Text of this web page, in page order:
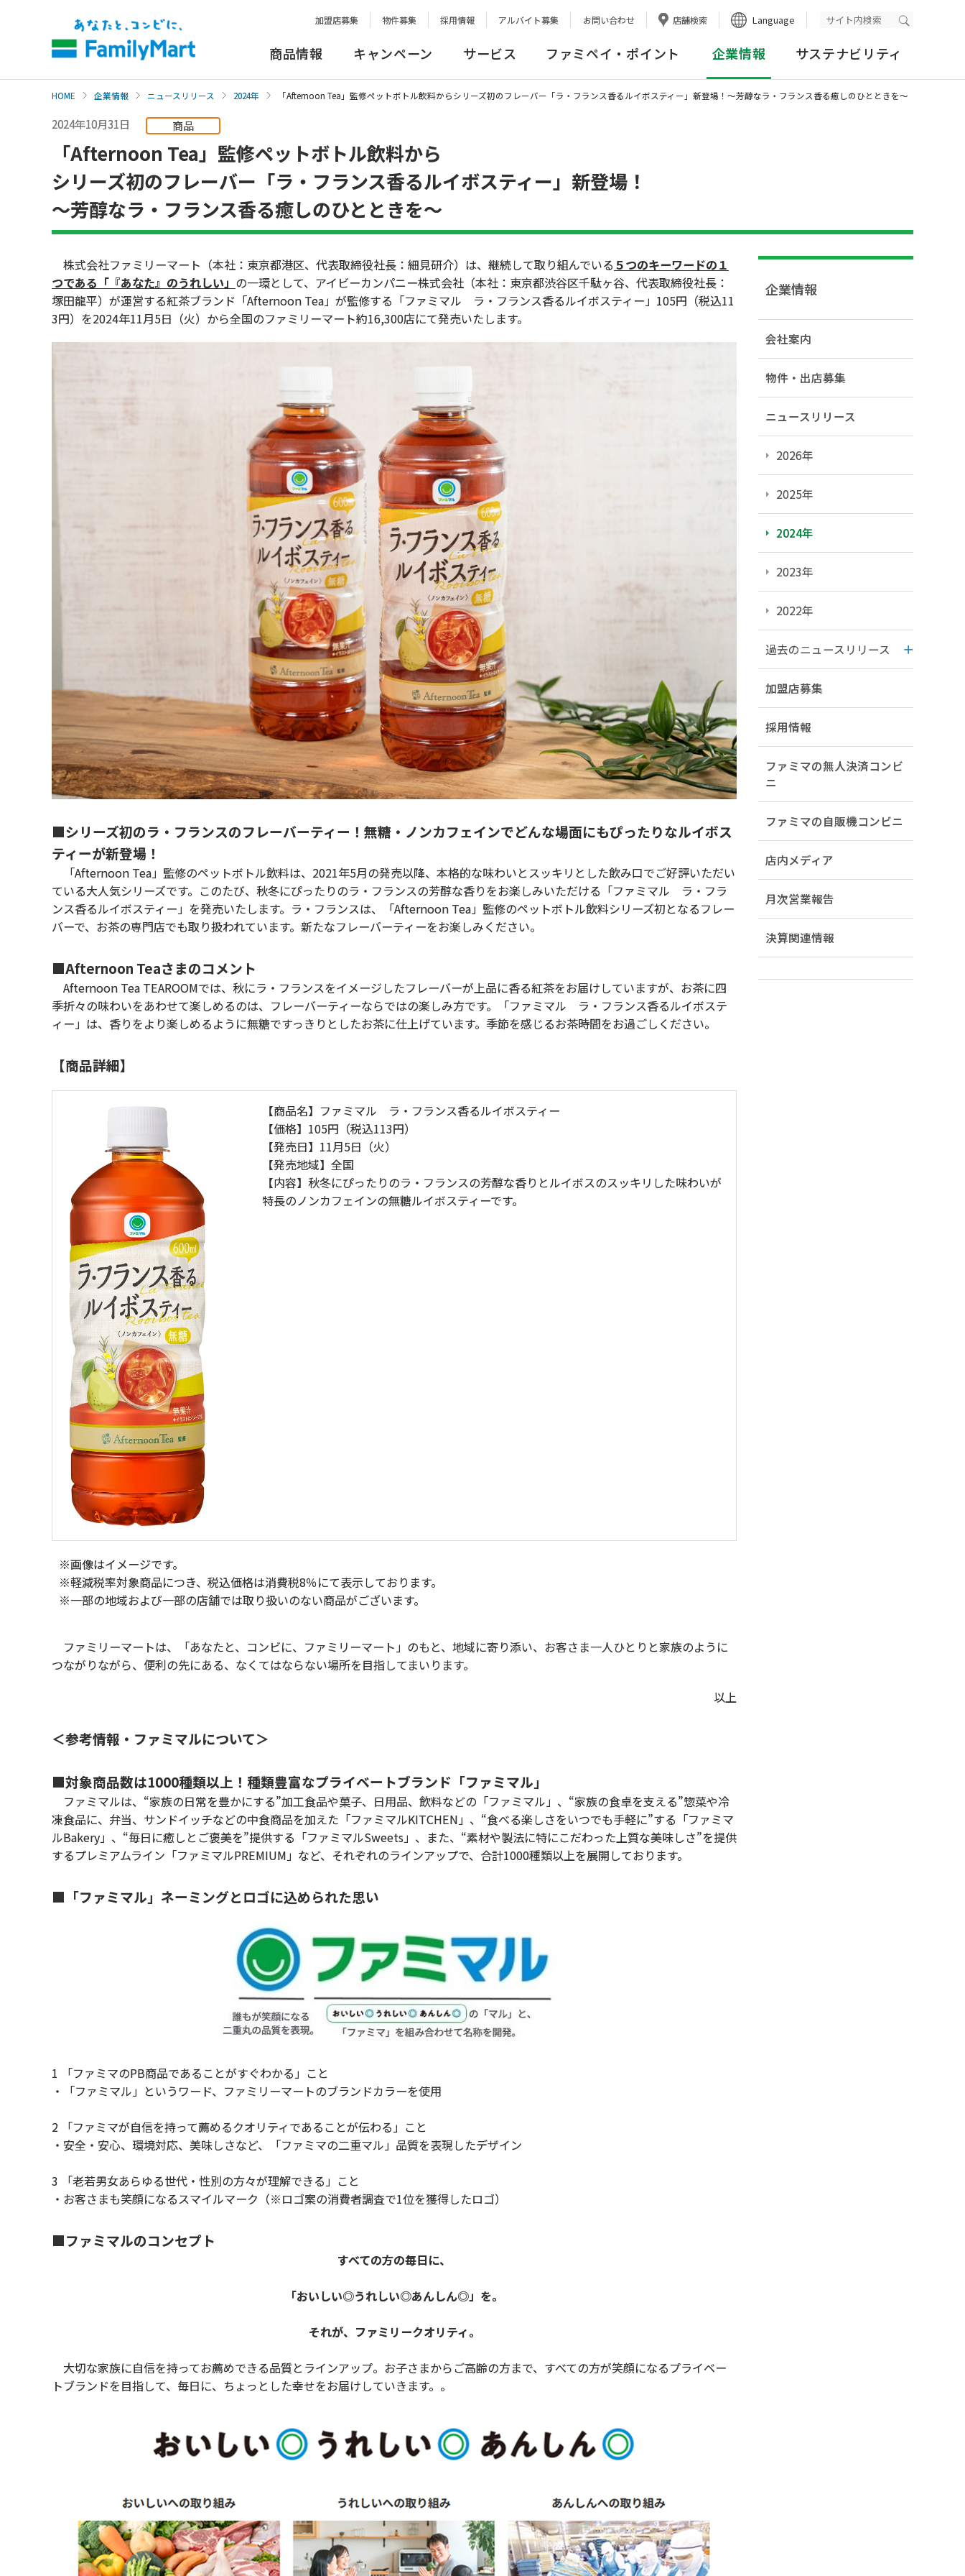
加盟店募集 物件募集 採用情報 アルバイト募集 お問い合わせ 店舗検索 Language 検索実行
商品情報 キャンペーン サービス ファミペイ・ポイント 企業情報 サステナビリティ
HOME 企業情報 ニュースリリース 2024年 「Afternoon Tea」監修ペットボトル飲料からシリーズ初のフレーバー「ラ・フランス香るルイボスティー」新登場！～芳醇なラ・フランス香る癒しのひとときを～
2024年10月31日 商品
「Afternoon Tea」監修ペットボトル飲料から
シリーズ初のフレーバー「ラ・フランス香るルイボスティー」新登場！
～芳醇なラ・フランス香る癒しのひとときを～
株式会社ファミリーマート（本社：東京都港区、代表取締役社長：細見研介）は、継続して取り組んでいる ５つのキーワードの１
つである「『あなた』のうれしい」 の一環として、アイビーカンパニー株式会社（本社：東京都渋谷区千駄ヶ谷、代表取締役社長：
塚田龍平）が運営する紅茶ブランド「Afternoon Tea」が監修する「ファミマル ラ・フランス香るルイボスティー」105円（税込11
3円）を2024年11月5日（火）から全国のファミリーマート約16,300店にて発売いたします。
■シリーズ初のラ・フランスのフレーバーティー！無糖・ノンカフェインでどんな場面にもぴったりなルイボス
ティーが新登場！
「Afternoon Tea」監修のペットボトル飲料は、2021年5月の発売以降、本格的な味わいとスッキリとした飲み口でご好評いただい
ている大人気シリーズです。このたび、秋冬にぴったりのラ・フランスの芳醇な香りをお楽しみいただける「ファミマル ラ・フラ
ンス香るルイボスティー」を発売いたします。ラ・フランスは、「Afternoon Tea」監修のペットボトル飲料シリーズ初となるフレー
バーで、お茶の専門店でも取り扱われています。新たなフレーバーティーをお楽しみください。
■Afternoon Teaさまのコメント
Afternoon Tea TEAROOMでは、秋にラ・フランスをイメージしたフレーバーが上品に香る紅茶をお届けしていますが、お茶に四
季折々の味わいをあわせて楽しめるのは、フレーバーティーならではの楽しみ方です。「ファミマル ラ・フランス香るルイボステ
ィー」は、香りをより楽しめるように無糖ですっきりとしたお茶に仕上げています。季節を感じるお茶時間をお過ごしください。
【商品詳細】
【商品名】ファミマル ラ・フランス香るルイボスティー
【価格】105円（税込113円）
【発売日】11月5日（火）
【発売地域】全国
【内容】秋冬にぴったりのラ・フランスの芳醇な香りとルイボスのスッキリした味わいが
特長のノンカフェインの無糖ルイボスティーです。
※画像はイメージです。
※軽減税率対象商品につき、税込価格は消費税8％にて表示しております。
※一部の地域および一部の店舗では取り扱いのない商品がございます。
ファミリーマートは、「あなたと、コンビに、ファミリーマート」のもと、地域に寄り添い、お客さま一人ひとりと家族のように
つながりながら、便利の先にある、なくてはならない場所を目指してまいります。
以上
＜参考情報・ファミマルについて＞
■対象商品数は1000種類以上！種類豊富なプライベートブランド「ファミマル」
ファミマルは、“家族の日常を豊かにする”加工食品や菓子、日用品、飲料などの「ファミマル」、“家族の食卓を支える”惣菜や冷
凍食品に、弁当、サンドイッチなどの中食商品を加えた「ファミマルKITCHEN」、“食べる楽しさをいつでも手軽に”する「ファミマ
ルBakery」、“毎日に癒しとご褒美を”提供する「ファミマルSweets」、また、“素材や製法に特にこだわった上質な美味しさ”を提供
するプレミアムライン「ファミマルPREMIUM」など、それぞれのラインアップで、合計1000種類以上を展開しております。
■「ファミマル」ネーミングとロゴに込められた思い
1 「ファミマのPB商品であることがすぐわかる」こと
・「ファミマル」というワード、ファミリーマートのブランドカラーを使用
2 「ファミマが自信を持って薦めるクオリティであることが伝わる」こと
・安全・安心、環境対応、美味しさなど、「ファミマの二重マル」品質を表現したデザイン
3 「老若男女あらゆる世代・性別の方々が理解できる」こと
・お客さまも笑顔になるスマイルマーク（※ロゴ案の消費者調査で1位を獲得したロゴ）
■ファミマルのコンセプト
すべての方の毎日に、
「おいしい◎うれしい◎あんしん◎」を。
それが、ファミリークオリティ。
大切な家族に自信を持ってお薦めできる品質とラインアップ。お子さまからご高齢の方まで、すべての方が笑顔になるプライベー
トブランドを目指して、毎日に、ちょっとした幸せをお届けしていきます。。
企業情報
会社案内
物件・出店募集
ニュースリリース
2026年
2025年
2024年
2023年
2022年
過去のニュースリリース
加盟店募集
採用情報
ファミマの無人決済コンビ
ニ
ファミマの自販機コンビニ
店内メディア
月次営業報告
決算関連情報